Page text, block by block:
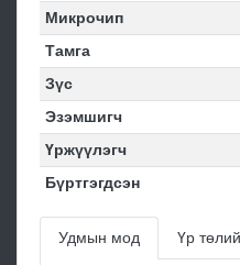
Микрочип
Тамга
Зүс
Эзэмшигч
Үржүүлэгч
Бүртгэгдсэн
Удмын мод Үр